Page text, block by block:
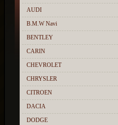
AUDI
B.M.W Navi
BENTLEY
CARIN
CHEVROLET
CHRYSLER
CITROEN
DACIA
DODGE